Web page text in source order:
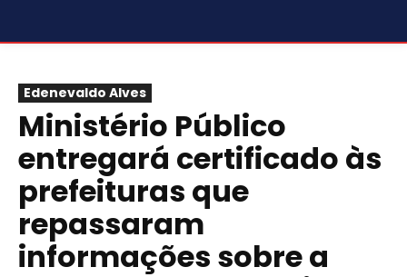
Edenevaldo Alves
Ministério Público
entregará certificado às
prefeituras que
repassaram
informações sobre a